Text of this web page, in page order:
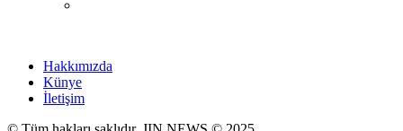
Hakkımızda
Künye
İletişim